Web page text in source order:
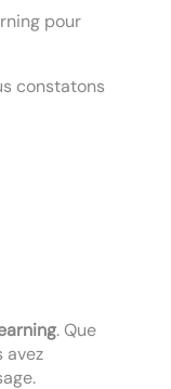
pour
constatons
. Que
avez